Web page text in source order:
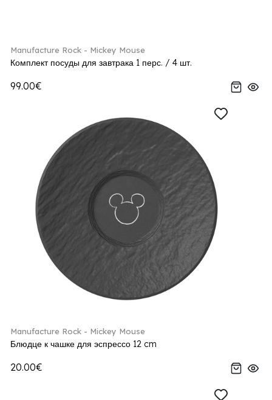
Manufacture Rock - Mickey Mouse
Комплект посуды для завтрака 1 перс. / 4 шт.
99.00€
Manufacture Rock - Mickey Mouse
Блюдце к чашке для эспрессо 12 cm
20.00€